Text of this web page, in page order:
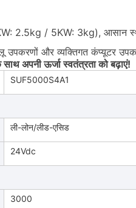
2.5kg / 5KW: 3kg), आसान
उपकरणों और व्यक्तिगत कंप्यूटर
अपनी ऊर्जा स्वतंत्रता को बढ़ाएं!
SUF5000S4A1
ली-लोन/लीड-एसिड
24Vdc
3000